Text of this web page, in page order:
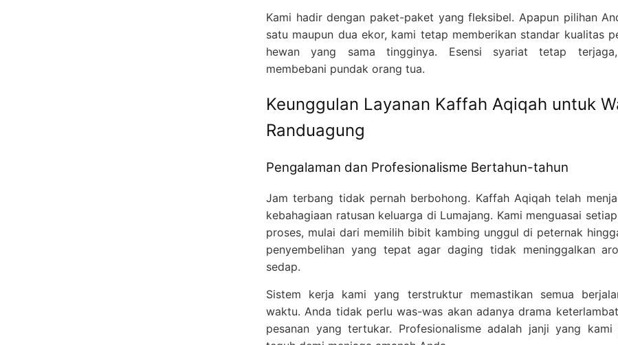
Kami hadir dengan paket-paket yang fleksibel. Apapun pilihan
satu maupun dua ekor, kami tetap memberikan standar kualitas
hewan yang sama tingginya. Esensi syariat tetap
membebani pundak orang tua.
Keunggulan Layanan Kaffah Aqiqah untuk
Randuagung
Pengalaman dan Profesionalisme Bertahun-tahun
Jam terbang tidak pernah berbohong. Kaffah Aqiqah telah
kebahagiaan ratusan keluarga di Lumajang. Kami menguasai
proses, mulai dari memilih bibit kambing unggul di peternak
penyembelihan yang tepat agar daging tidak meninggalkan
sedap.
Sistem kerja kami yang terstruktur memastikan semua
waktu. Anda tidak perlu was-was akan adanya drama
pesanan yang tertukar. Profesionalisme adalah janji yang kami